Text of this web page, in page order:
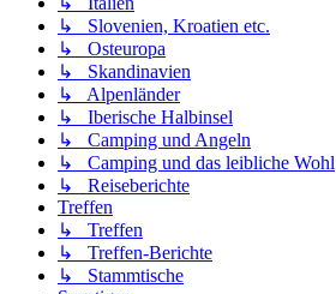
↳ Slovenien, Kroatien etc.
↳ Osteuropa
↳ Skandinavien
↳ Alpenländer
↳ Iberische Halbinsel
↳ Camping und Angeln
↳ Camping und das leibliche Wohl
↳ Reiseberichte
Treffen
↳ Treffen
↳ Treffen-Berichte
↳ Stammtische